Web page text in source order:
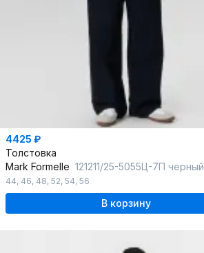
4425 ₽
Толстовка
Mark Formelle 121211/25-5055Ц-7П черный
44, 46, 48, 52, 54, 56
В корзину